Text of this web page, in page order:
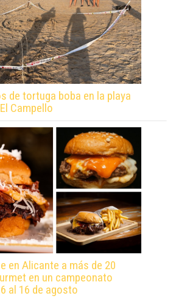
de tortuga boba en la playa
Campello
en Alicante a más de 20
en un campeonato
al 16 de agosto